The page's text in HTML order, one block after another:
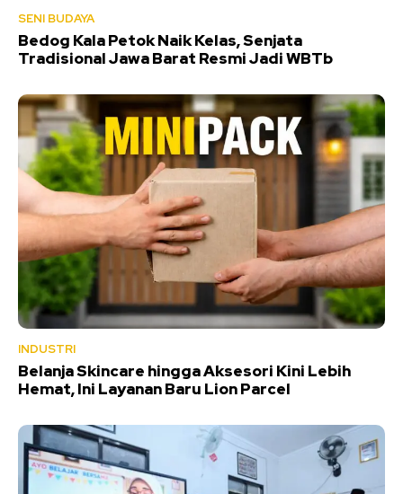
SENI BUDAYA
Bedog Kala Petok Naik Kelas, Senjata
Tradisional Jawa Barat Resmi Jadi WBTb
INDUSTRI
Belanja Skincare hingga Aksesori Kini Lebih
Hemat, Ini Layanan Baru Lion Parcel